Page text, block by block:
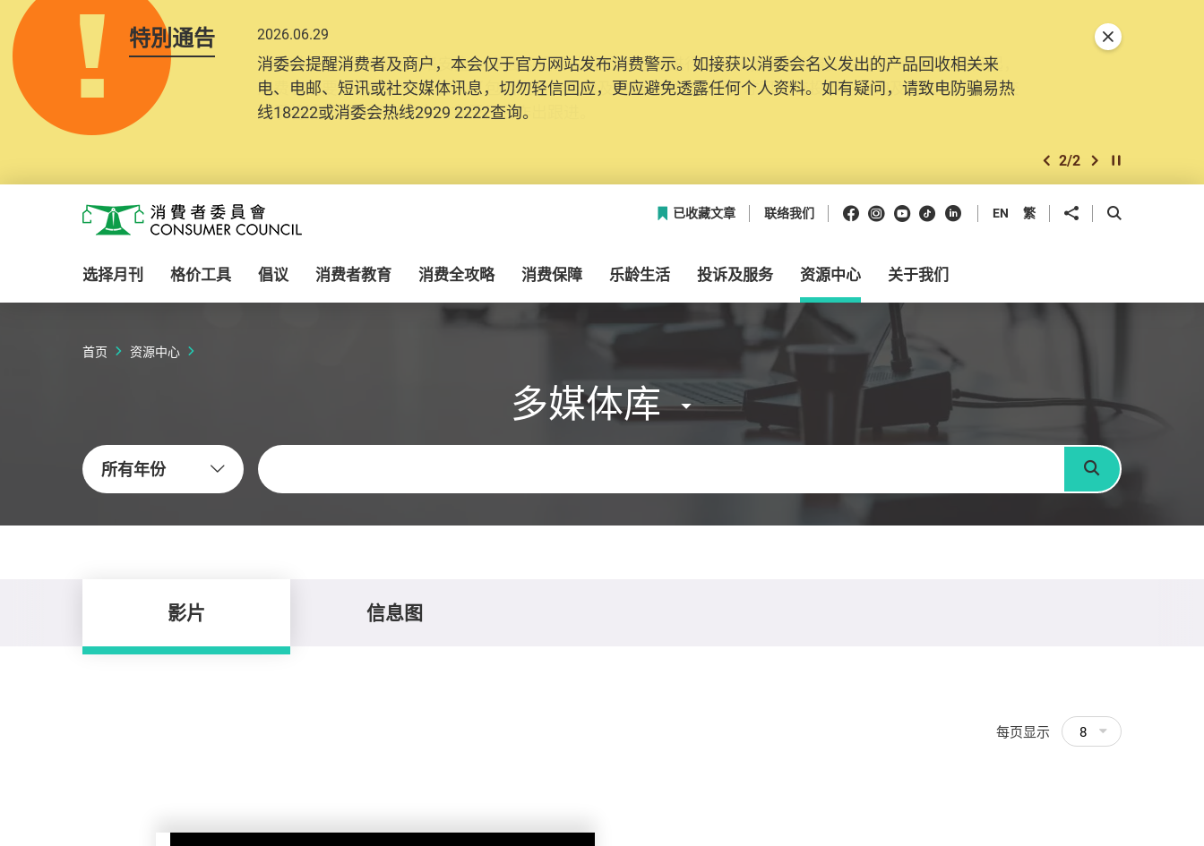
特別通告 2026.06.29
消委会提醒消费者及商户，本会仅于官方网站发布消费警示。如接获以消委会名义发出的产品回收相关来
电、电邮、短讯或社交媒体讯息，切勿轻信回应，更应避免透露任何个人资料。如有疑问，请致电防骗易热
线18222或消委会热线2929 2222查询。
2025.10.31
为提升使用者体验及网络安全，本会的投诉处理系统已经进行升级及推出新功能。由2025年11月10日起，
消费者需要提供基本联络资料（包括姓名、电邮及电话）注册帐户，才可提交投诉、查询及建议。所有提交
纪录将清晰整合于帐户中，方便日后作出跟进。
上一个
2/2 下一个开始/暂停幻灯
关闭特別通告
消费者委员会
已收藏文章 联络我们 Facebook
Instagram
Youtube
抖音领英 EN 繁 分享到 开启搜寻框
选择月刊 格价工具 倡议 消费者教育 消费全攻略 消费保障 乐龄生活 投诉及服务 资源中心 关于我们
首页 资源中心
多媒体库
所有年份
关键字
搜寻
影片 信息图
每页显示 8